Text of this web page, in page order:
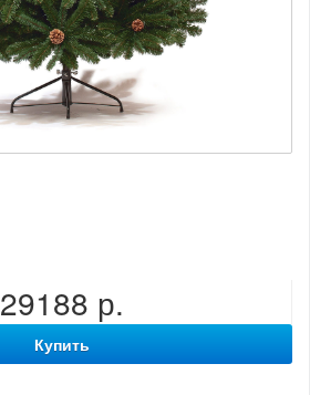
29188 р.
Купить